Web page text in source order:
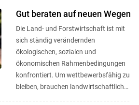
Gut beraten auf neuen Wegen
Die Land- und Forstwirtschaft ist mit
sich ständig verändernden
ökologischen, sozialen und
ökonomischen Rahmenbedingungen
konfrontiert. Um wettbewerbsfähig zu
bleiben, brauchen landwirtschaftliche